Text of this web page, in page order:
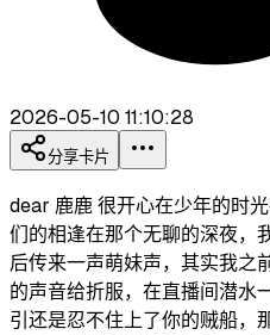
2026-05-10 11:10:28
分享卡片
dear 鹿鹿 很开心在少年的时
们的相逢在那个无聊的深夜，
后传来一声萌妹声，其实我之
的声音给折服，在直播间潜水
引还是忍不住上了你的贼船，